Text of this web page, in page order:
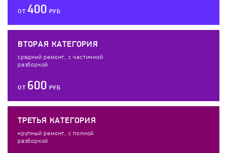
ОТ400 РУБ
ВТОРАЯ КАТЕГОРИЯ
средний ремонт, с частичной
разборкой
ОТ 600 РУБ
ТРЕТЬЯ КАТЕГОРИЯ
крупный ремонт, с полной
разборкой